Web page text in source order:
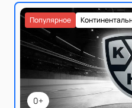
0+
Популярное